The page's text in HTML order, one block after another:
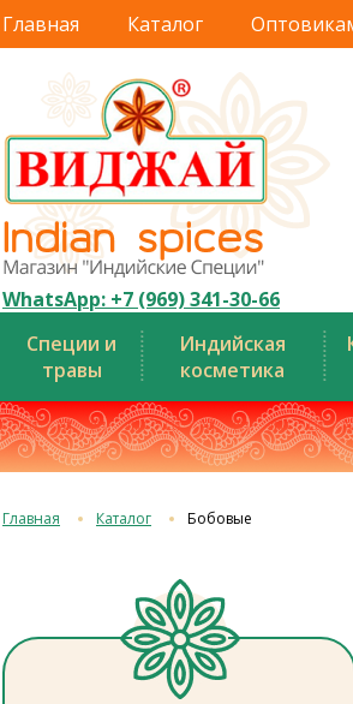
Главная Каталог
WhatsApp: +7 (969) 341-30-66
Специи и
травы
Индийская
косметика
Главная Каталог Бобовые